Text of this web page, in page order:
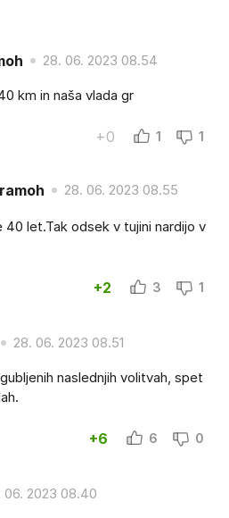
28. 06. 2023 08.54
km in naša vlada gr
+0 1 1
28. 06. 2023 08.55
let.Tak odsek v tujini nardijo v
+2 3 1
28. 06. 2023 08.51
naslednjih volitvah, spet
+6 6 0
06. 2023 08.40